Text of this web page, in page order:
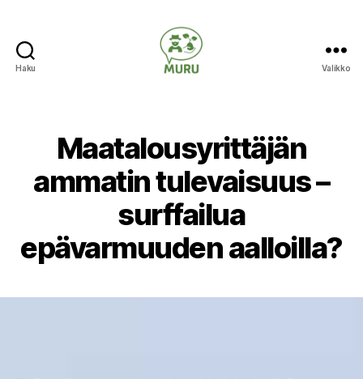
Haku Valikko
Maatalousyrittäjän
ammatin tulevaisuus –
surffailua
epävarmuuden aalloilla?